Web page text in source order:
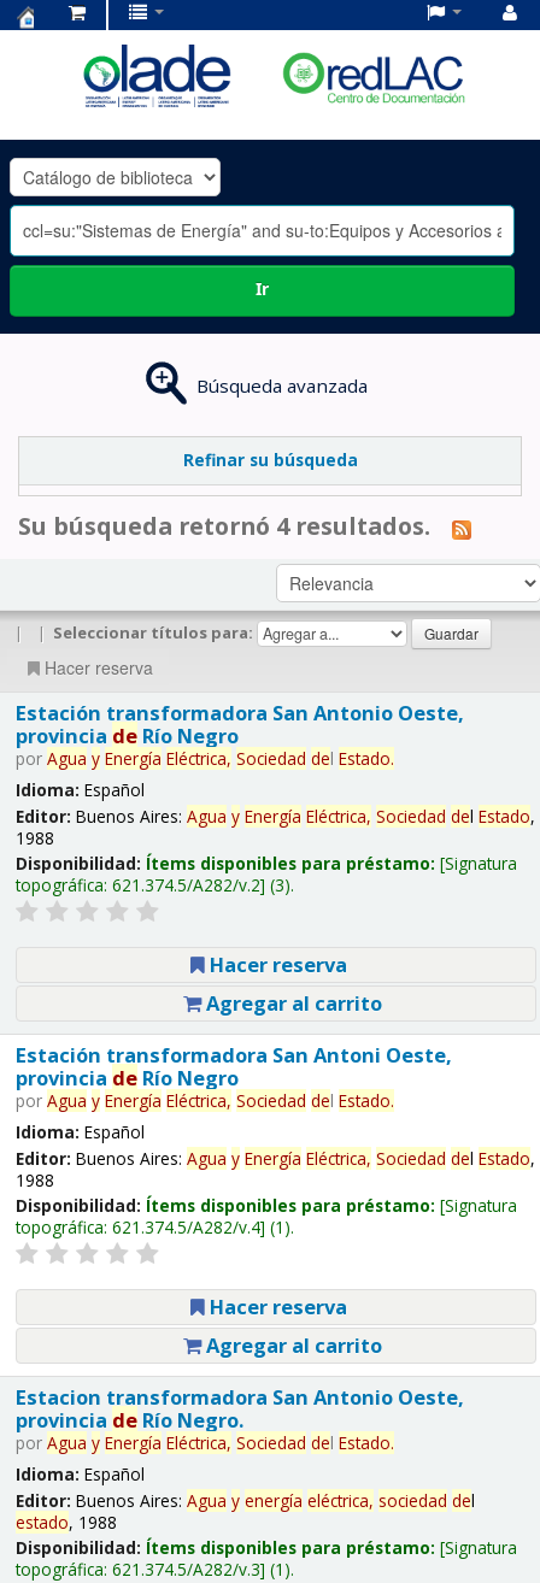
OLADE
-
Ir
Búsqueda avanzada
Refinar su búsqueda
Su búsqueda retornó 4 resultados.
| | Seleccionar títulos para:
Hacer reserva
Estación transformadora San Antonio Oeste,
provincia deRío Negro
por Agua y Energía Eléctrica, Sociedad del Estado.
Idioma: Español
Editor: Buenos Aires: Agua y Energía Eléctrica, Sociedad del Estado,
1988
Disponibilidad: Ítems disponibles para préstamo: Signatura
topográfica: 621.374.5/A282/v.2 (3).
Hacer reserva
Agregar al carrito
Estación transformadora San Antoni Oeste,
provincia deRío Negro
por Agua y Energía Eléctrica, Sociedad del Estado.
Idioma: Español
Editor: Buenos Aires: Agua y Energía Eléctrica, Sociedad del Estado,
1988
Disponibilidad: Ítems disponibles para préstamo: Signatura
topográfica: 621.374.5/A282/v.4 (1).
Hacer reserva
Agregar al carrito
Estacion transformadora San Antonio Oeste,
provincia deRío Negro.
por Agua y Energía Eléctrica, Sociedad del Estado.
Idioma: Español
Editor: Buenos Aires: Agua y energía eléctrica, sociedad del
estado, 1988
Disponibilidad: Ítems disponibles para préstamo: Signatura
topográfica: 621.374.5/A282/v.3 (1).